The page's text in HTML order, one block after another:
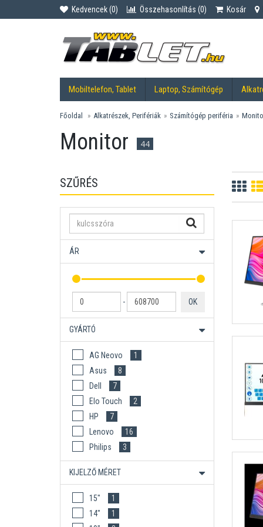
Kedvencek (0) Összehasonlítás (0) Kosár
Mobiltelefon, Tablet Laptop, Számítógép
Főoldal Alkatrészek, Perifériák Számítógép periféria
Monitor 44
SZŰRÉS
ÁR
- OK
GYÁRTÓ
AG Neovo
1
Asus
8
Dell
7
Elo Touch
2
HP
7
Lenovo
16
Philips
3
KIJELZŐ MÉRET
15"
1
14"
1